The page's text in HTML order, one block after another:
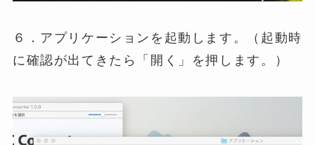
６．アプリケーションを起動します。（起動時
に確認が出てきたら「開く」を押します。）